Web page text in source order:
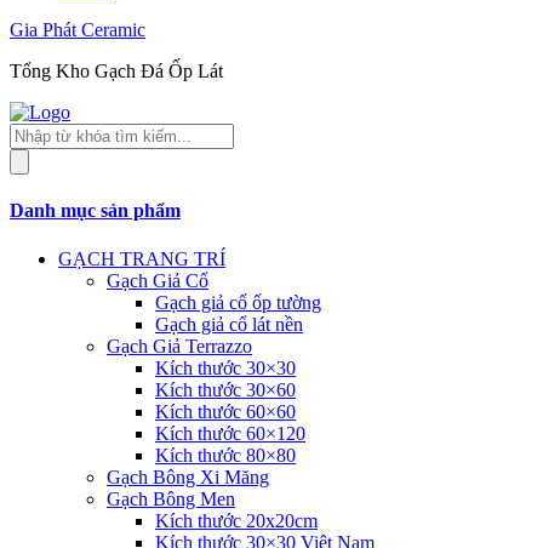
Gia Phát Ceramic
Tổng Kho Gạch Đá Ốp Lát
Tìm
kiếm
sản
Danh mục sản phẩm
GẠCH TRANG TRÍ
Gạch Giả Cổ
Gạch giả cổ ốp tường
Gạch giả cổ lát nền
Gạch Giả Terrazzo
Kích thước 30×30
Kích thước 30×60
Kích thước 60×60
Kích thước 60×120
Kích thước 80×80
Gạch Bông Xi Măng
Gạch Bông Men
Kích thước 20x20cm
Kích thước 30×30 Việt Nam